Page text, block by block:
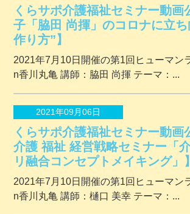
くらサポ介護福祉セミナー動画
子「脇田 尚揮」のコロナに立
作り方”】
2021年7月10日開催の第1回ヒューマン
n香川丸亀 講師：脇田 尚揮 テーマ：...
2021年09月06日
くらサポ介護福祉セミナー動画
介護 福祉 経営戦略セミナー「
リ融合コンセプトメイキング」】
2021年7月10日開催の第1回ヒューマン
n香川丸亀 講師：樋口 美幸 テーマ：...